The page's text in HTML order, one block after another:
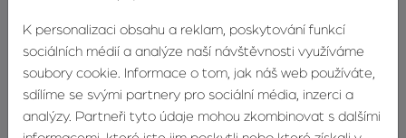
Máte zájem o tuto nemovitost? Napište nám a náš makléř
se vám co nejdříve ozve.
Jméno
K personalizaci obsahu a reklam, poskytování funkcí
sociálních médií a analýze naší návštěvnosti využíváme
soubory cookie. Informace o tom, jak náš web používáte,
sdílíme se svými partnery pro sociální média, inzerci a
analýzy. Partneři tyto údaje mohou zkombinovat s dalšími